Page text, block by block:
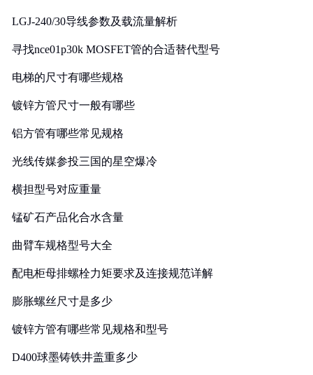
LGJ-240/30导线参数及载流量解析
寻找nce01p30k MOSFET管的合适替代型号
电梯的尺寸有哪些规格
镀锌方管尺寸一般有哪些
铝方管有哪些常见规格
光线传媒参投三国的星空爆冷
横担型号对应重量
锰矿石产品化合水含量
曲臂车规格型号大全
配电柜母排螺栓力矩要求及连接规范详解
膨胀螺丝尺寸是多少
镀锌方管有哪些常见规格和型号
D400球墨铸铁井盖重多少